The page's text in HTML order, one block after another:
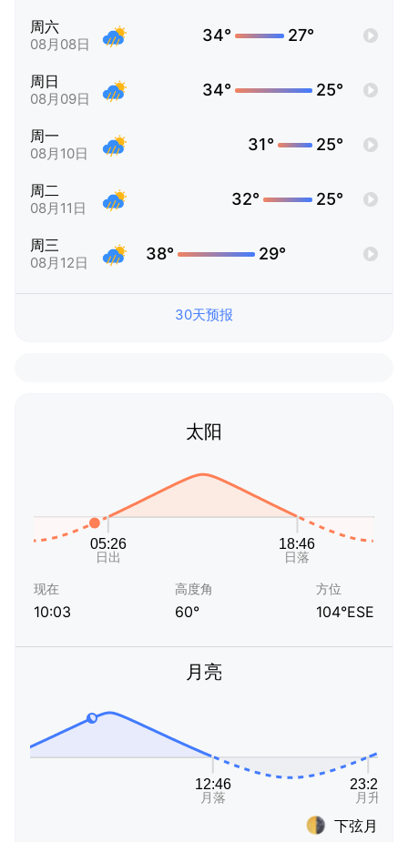
周六
08月08日 34° 27°
周日
08月09日 34° 25°
周一
08月10日 31° 25°
周二
08月11日 32° 25°
周三
08月12日 38° 29°
30天预报
太阳
现在
10:03
高度角
60°
方位
104°ESE
月亮
下弦月